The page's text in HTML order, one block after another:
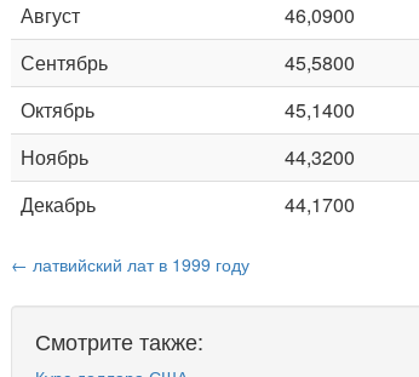
Август
46,0900
Сентябрь
45,5800
Октябрь
45,1400
Ноябрь
44,3200
Декабрь
44,1700
← латвийский лат в 1999 году
Смотрите также: